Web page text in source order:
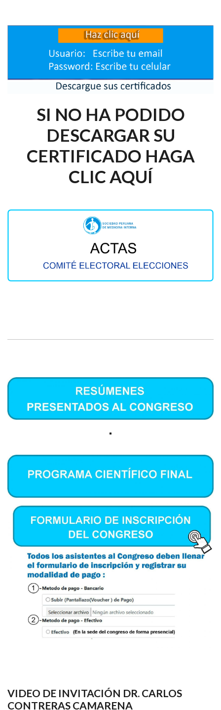
SI NO HA PODIDO
DESCARGAR SU
CERTIFICADO HAGA
CLIC AQUÍ
VIDEO DE INVITACIÓN DR. CARLOS
CONTRERAS CAMARENA